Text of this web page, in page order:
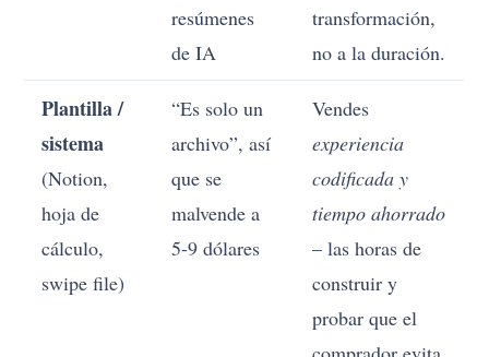
resúmenes
de IA
transformación,
no a la duración.
Plantilla /
sistema
(Notion,
hoja de
cálculo,
swipe file)
“Es solo un
archivo”, así
que se
malvende a
5-9 dólares
Vendes
experiencia
codificada y
tiempo ahorrado
– las horas de
construir y
probar que el